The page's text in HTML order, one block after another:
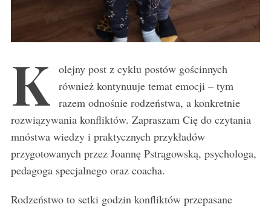
K
olejny post z cyklu postów gościnnych
również kontynuuje temat emocji – tym
razem odnośnie rodzeństwa, a konkretnie
rozwiązywania konfliktów. Zapraszam Cię do czytania
mnóstwa wiedzy i praktycznych przykładów
przygotowanych przez Joannę Pstrągowską, psychologa,
pedagoga specjalnego oraz coacha.
Rodzeństwo to setki godzin konfliktów przepasane